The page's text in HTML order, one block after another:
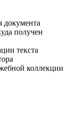
документа
получен
текста
коллекции